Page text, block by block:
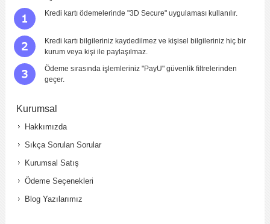
Kredi kartı ödemelerinde "3D Secure" uygulaması kullanılır.
Kredi kartı bilgileriniz kaydedilmez ve kişisel bilgileriniz hiç bir
kurum veya kişi ile paylaşılmaz.
Ödeme sırasında işlemleriniz "PayU" güvenlik filtrelerinden
geçer.
Kurumsal
Hakkımızda
Sıkça Sorulan Sorular
Kurumsal Satış
Ödeme Seçenekleri
Blog Yazılarımız